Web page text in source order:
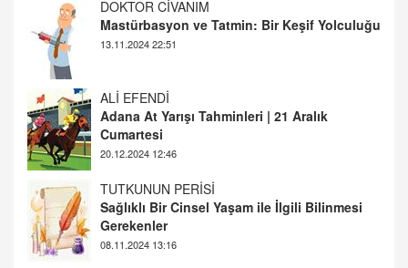
ALİ EFENDİ
20.12.2024 12:46
TUTKUNUN PERİSİ
Sağlıklı Bir Cinsel Yaşam ile İlgili Bilinmesi
08.11.2024 13:16
FARUK ÖNALAN
Tezkere Onaylanmasaydı…